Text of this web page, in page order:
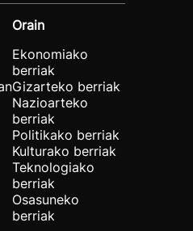
Orain
Ekonomiako
berriak
Gizarteko berriak
Nazioarteko
berriak
Politikako berriak
Kulturako berriak
Teknologiako
berriak
Osasuneko
berriak